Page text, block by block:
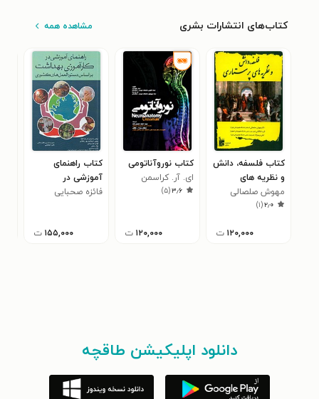
کتاب‌های انتشارات بشری مشاهده همه
کتاب فلسفه، دانش
و نظریه های
پرستاری
مهوش صلصالی
۲٫۰(۱)
۱۲۰,۰۰۰ ت
کتاب نوروآناتومی
ای. آر. کراسمن
۳٫۶(۵)
۱۲۰,۰۰۰ ت
کتاب راهنمای
آموزشی در
کارآموزی بهداشت
فائزه صحبایی
۱۵۵,۰۰۰ ت
دانلود اپلیکیشن طاقچه